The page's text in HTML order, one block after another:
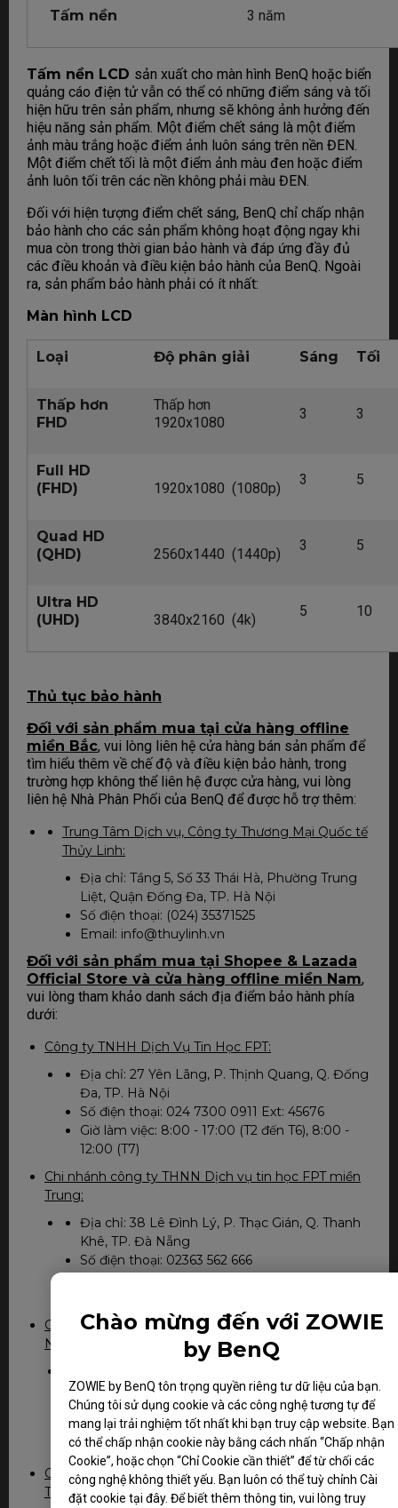
Chào mừng đến với ZOWIE
by BenQ
ZOWIE by BenQ tôn trọng quyền riêng tư dữ liệu của bạn.
Chúng tôi sử dụng cookie và các công nghệ tương tự để
mang lại trải nghiệm tốt nhất khi bạn truy cập website. Bạn
có thể chấp nhận cookie này bằng cách nhấn “Chấp nhận
Cookie”, hoặc chọn “Chỉ Cookie cần thiết” để từ chối các
công nghệ không thiết yếu. Bạn luôn có thể tuỳ chỉnh Cài
đặt cookie tại đây. Để biết thêm thông tin, vui lòng truy
Tấm nền 3 năm
Tấm nền LCD sản xuất cho màn hình BenQ hoặc biển
quảng cáo điện tử vẫn có thể có những điểm sáng và tối
hiện hữu trên sản phẩm, nhưng sẽ không ảnh hưởng đến
hiệu năng sản phẩm. Một điểm chết sáng là một điểm
ảnh màu trắng hoặc điểm ảnh luôn sáng trên nền ĐEN.
Một điểm chết tối là một điểm ảnh màu đen hoặc điểm
ảnh luôn tối trên các nền không phải màu ĐEN.
Đối với hiện tượng điểm chết sáng, BenQ chỉ chấp nhận
bảo hành cho các sản phẩm không hoạt động ngay khi
mua còn trong thời gian bảo hành và đáp ứng đầy đủ
các điều khoản và điều kiện bảo hành của BenQ. Ngoài
ra, sản phẩm bảo hành phải có ít nhất:
Màn hình LCD
Loại Độ phân giải Sáng Tối
Thấp hơn
FHD
Thấp hơn
1920x1080
3 3
Full HD
(FHD)
1920x1080 (1080p)
3 5
Quad HD
(QHD)
2560x1440 (1440p)
3 5
Ultra HD
(UHD)
3840x2160 (4k)
5 10
Thủ tục bảo hành
Đối với sản phẩm mua tại cửa hàng offline
miền Bắc, vui lòng liên hệ cửa hàng bán sản phẩm để
tìm hiểu thêm về chế độ và điều kiện bảo hành, trong
trường hợp không thể liên hệ được cửa hàng, vui lòng
liên hệ Nhà Phân Phối của BenQ để được hỗ trợ thêm:
Trung Tâm Dịch vụ, Công ty Thương Mại Quốc tế
Thủy Linh:
Địa chỉ: Tầng 5, Số 33 Thái Hà, Phường Trung
Liệt, Quận Đống Đa, TP. Hà Nội
Số điện thoại: (024) 35371525
Email: info@thuylinh.vn
Đối với sản phẩm mua tại Shopee & Lazada
Official Store và cửa hàng offline miền Nam,
vui lòng tham khảo danh sách địa điểm bảo hành phía
dưới:
Công ty TNHH Dịch Vụ Tin Học FPT:
Địa chỉ: 27 Yên Lãng, P. Thịnh Quang, Q. Đống
Đa, TP. Hà Nội
Số điện thoại: 024 7300 0911 Ext: 45676
Giờ làm việc: 8:00 - 17:00 (T2 đến T6), 8:00 -
12:00 (T7)
Chi nhánh công ty THNN Dịch vụ tin học FPT miền
Trung:
Địa chỉ: 38 Lê Đình Lý, P. Thạc Gián, Q. Thanh
Khê, TP. Đà Nẵng
Số điện thoại: 02363 562 666
Chi nhánh công ty THNN Dịch vụ tin học FPT miền
Nam:
, Q. Phú Nhuận, TP. Hồ Chí Minh
Số điện thoại: 028 7300 0911 Ext: 81050
Giờ làm việc: 8:00 - 17:00 (T2 đến T6), 8:00 -
12:00 (T7)
Chi nhánh công ty THNN Dịch vụ tin học FPT miền
Tây